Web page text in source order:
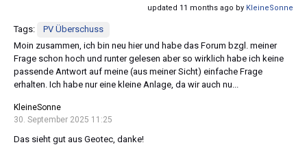
updated 11 months ago by KleineSonne
Tags:
PV Überschuss
Moin zusammen, ich bin neu hier und habe das Forum bzgl. meiner
Frage schon hoch und runter gelesen aber so wirklich habe ich keine
passende Antwort auf meine (aus meiner Sicht) einfache Frage
erhalten. Ich habe nur eine kleine Anlage, da wir auch nu...
KleineSonne
30. September 2025 11:25
Das sieht gut aus Geotec, danke!